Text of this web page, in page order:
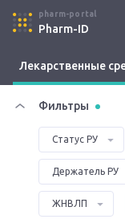
pharm-portal
Pharm-ID
Лекарственные
Фильтры
Статус РУ
Держатель РУ
ЖНВЛП